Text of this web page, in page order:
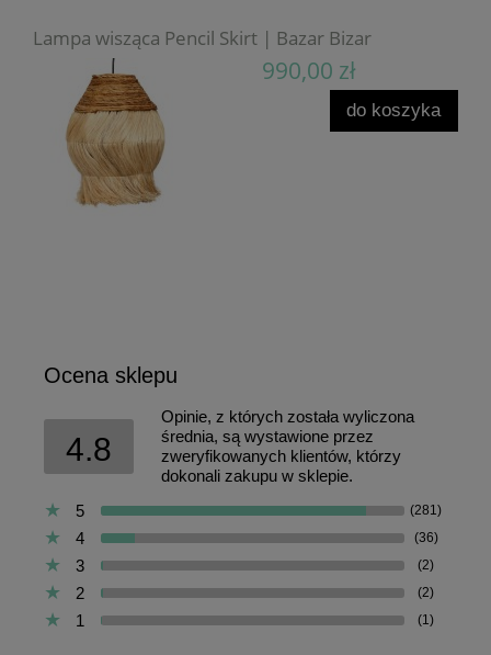
Lampa wisząca Pencil Skirt | Bazar Bizar
990,00 zł
do koszyka
Ocena sklepu
4.8
Opinie, z których została wyliczona
średnia, są wystawione przez
zweryfikowanych klientów, którzy
dokonali zakupu w sklepie.
5
(281)
4 (36)
3 (2)
2 (2)
1 (1)